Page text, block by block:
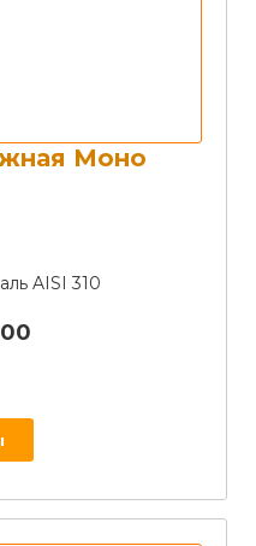
Моно
AISI 310